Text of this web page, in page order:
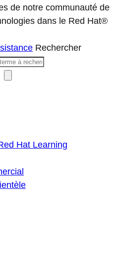
de notre communauté de
dans le Red Hat®
Rechercher
Hat Learning